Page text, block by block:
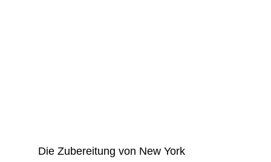
Die Zubereitung von New York